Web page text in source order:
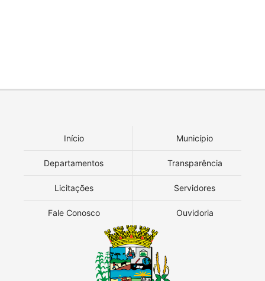
Início Município
Departamentos Transparência
Licitações Servidores
Fale Conosco Ouvidoria